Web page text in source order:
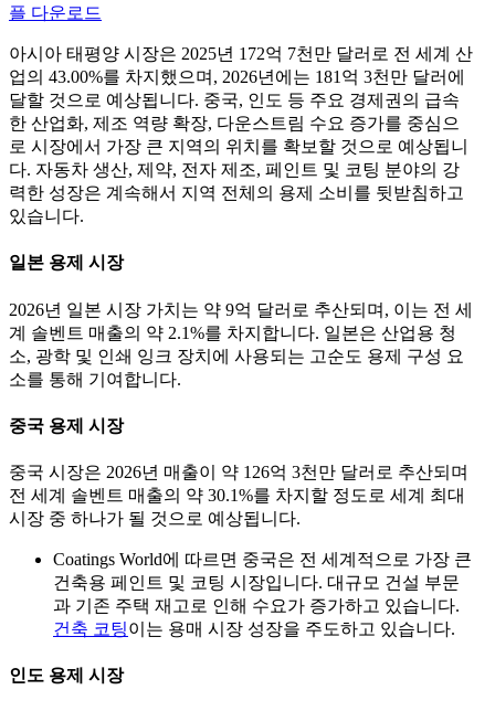
플 다운로드
아시아 태평양 시장은 2025년 172억 7천만 달러로 전 세계 산
업의 43.00%를 차지했으며, 2026년에는 181억 3천만 달러에
달할 것으로 예상됩니다. 중국, 인도 등 주요 경제권의 급속
한 산업화, 제조 역량 확장, 다운스트림 수요 증가를 중심으
로 시장에서 가장 큰 지역의 위치를 ​​확보할 것으로 예상됩니
다. 자동차 생산, 제약, 전자 제조, 페인트 및 코팅 분야의 강
력한 성장은 계속해서 지역 전체의 용제 소비를 뒷받침하고
있습니다.
일본 용제 시장
2026년 일본 시장 가치는 약 9억 달러로 추산되며, 이는 전 세
계 솔벤트 매출의 약 2.1%를 차지합니다. 일본은 산업용 청
소, 광학 및 인쇄 잉크 장치에 사용되는 고순도 용제 구성 요
소를 통해 기여합니다.
중국 용제 시장
중국 시장은 2026년 매출이 약 126억 3천만 달러로 추산되며
전 세계 솔벤트 매출의 약 30.1%를 차지할 정도로 세계 최대
시장 중 하나가 될 것으로 예상됩니다.
Coatings World에 따르면 중국은 전 세계적으로 가장 큰
건축용 페인트 및 코팅 시장입니다. 대규모 건설 부문
과 기존 주택 재고로 인해 수요가 증가하고 있습니다.
건축 코팅이는 용매 시장 성장을 주도하고 있습니다.
인도 용제 시장